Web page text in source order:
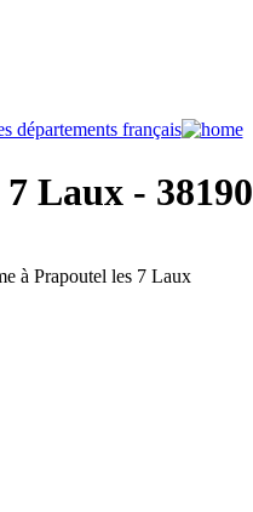
Laux - 38190
à Prapoutel les 7 Laux